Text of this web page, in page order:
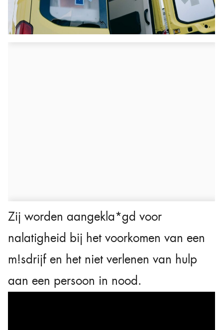
Zij worden aangekla*gd voor
nalatigheid bij het voorkomen van een
m!sdrijf en het niet verlenen van hulp
aan een persoon in nood.